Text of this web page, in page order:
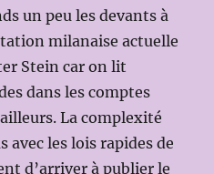
un peu les devants à
milanaise actuelle
Stein car on lit
dans les comptes
La complexité
avec les lois rapides de
d’arriver à publier le